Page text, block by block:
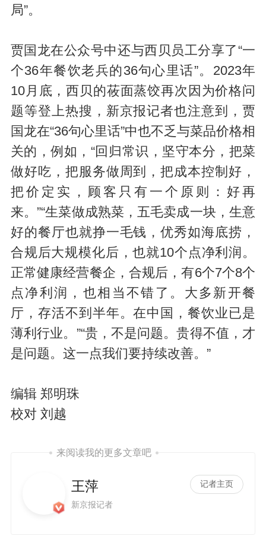
局”。
贾国龙在公众号中还与西贝员工分享了“一
个36年餐饮老兵的36句心里话”。2023年
10月底，西贝的莜面蒸饺再次因为价格问
题等登上热搜，新京报记者也注意到，贾
国龙在“36句心里话”中也不乏与菜品价格相
关的，例如，“回归常识，坚守本分，把菜
做好吃，把服务做周到，把成本控制好，
把价定实，顾客只有一个原则：好再
来。”“生菜做成熟菜，五毛卖成一块，生意
好的餐厅也就挣一毛钱，优秀如海底捞，
合规后大规模化后，也就10个点净利润。
正常健康经营餐企，合规后，有6个7个8个
点净利润，也相当不错了。大多新开餐
厅，存活不到半年。在中国，餐饮业已是
薄利行业。”“贵，不是问题。贵得不值，才
是问题。这一点我们要持续改善。”
编辑 郑明珠
校对 刘越
来阅读我的更多文章吧
王萍
新京报记者
记者主页